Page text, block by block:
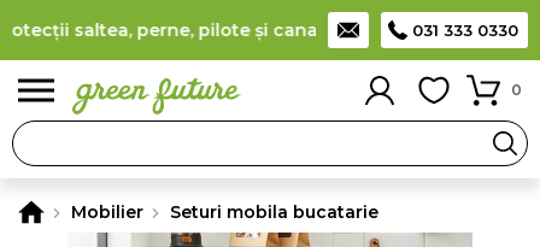
saltea, perne, pilote și canapele (detalii) Producător
031 333 0330
0
Mobilier Seturi mobila bucatarie